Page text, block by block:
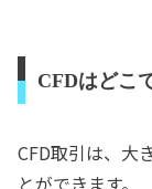
CFDはどこ
CFD取引は、大
とができます。